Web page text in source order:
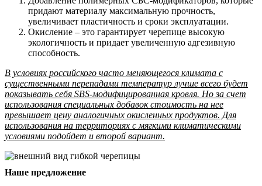
придают материалу максимальную прочность,
увеличивает пластичность и сроки эксплуатации.
Окисление – это гарантирует черепице высокую
экологичность и придает увеличенную адгезивную
способность.
В условиях российского часто меняющегося климата с
существенными перепадами температур лучше всего будет
показывать себя SBS-модифицированная кровля. Но за счет
использования специальных добавок стоимость на нее
превышает цену аналогичных окисленных продуктов. Для
использования на территориях с мягкими климатическими
условиями подойдет и второй вариант.
Наше предложение